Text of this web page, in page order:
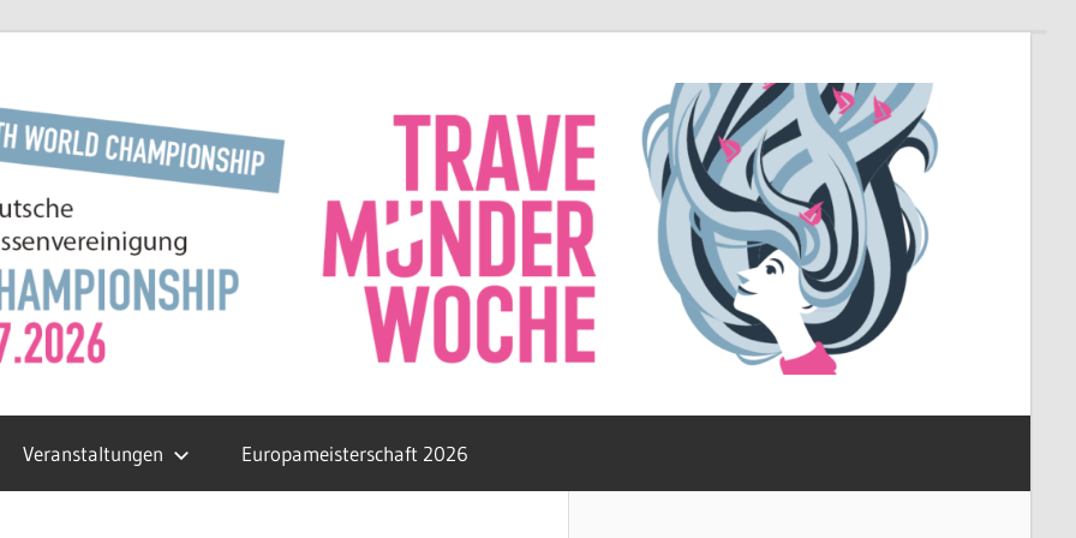
Veranstaltungen Europameisterschaft 2026